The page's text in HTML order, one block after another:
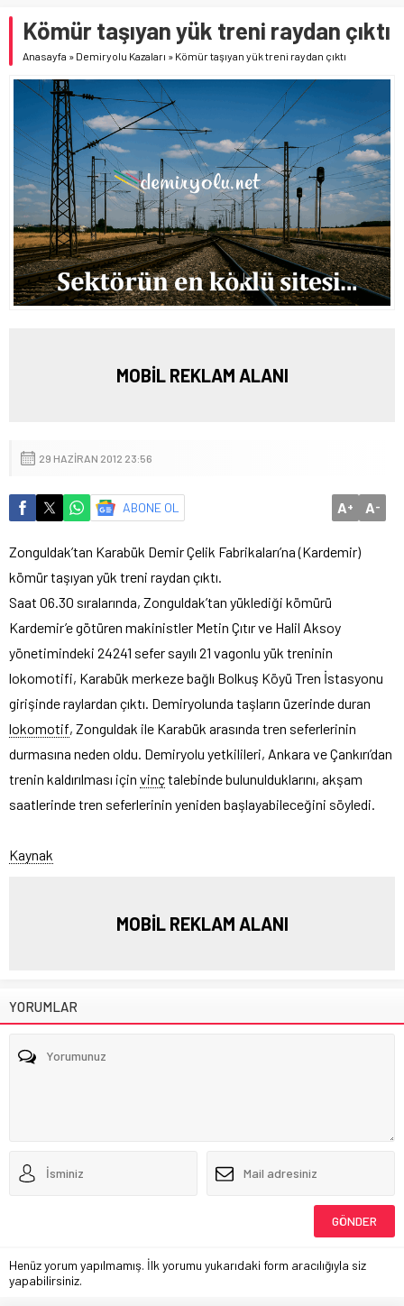
Kömür taşıyan yük treni raydan çıktı
Anasayfa » Demiryolu Kazaları » Kömür taşıyan yük treni raydan çıktı
MOBİL REKLAM ALANI
29 HAZIRAN 2012 23:56
ABONE OL A+ A-
Zonguldak’tan Karabük Demir Çelik Fabrikaları’na (Kardemir)
kömür taşıyan yük treni raydan çıktı.
Saat 06.30 sıralarında, Zonguldak’tan yüklediği kömürü
Kardemir’e götüren makinistler Metin Çıtır ve Halil Aksoy
yönetimindeki 24241 sefer sayılı 21 vagonlu yük treninin
lokomotifi, Karabük merkeze bağlı Bolkuş Köyü Tren İstasyonu
girişinde raylardan çıktı. Demiryolunda taşların üzerinde duran
lokomotif, Zonguldak ile Karabük arasında tren seferlerinin
durmasına neden oldu. Demiryolu yetkilileri, Ankara ve Çankırı’dan
trenin kaldırılması için vinçtalebinde bulunulduklarını, akşam
saatlerinde tren seferlerinin yeniden başlayabileceğini söyledi.
Kaynak
MOBİL REKLAM ALANI
YORUMLAR
Henüz yorum yapılmamış. İlk yorumu yukarıdaki form aracılığıyla siz
yapabilirsiniz.